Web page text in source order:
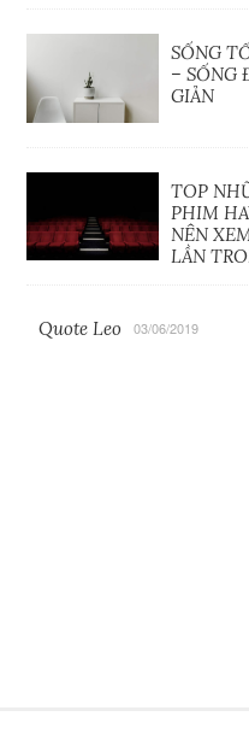
SỐNG
– SỐNG
GIẢN
TOP
PHIM
NÊN
LẦN
Quote Leo 03/06/2019